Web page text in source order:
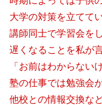
大学の対策を立てて
講師同士で学習会を
遅くなることを私が
「お前はわからない
塾の仕事では勉強会
他校との情報交換な